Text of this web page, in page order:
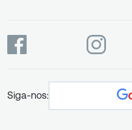
Siga-nos: